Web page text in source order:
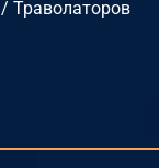
Траволаторов